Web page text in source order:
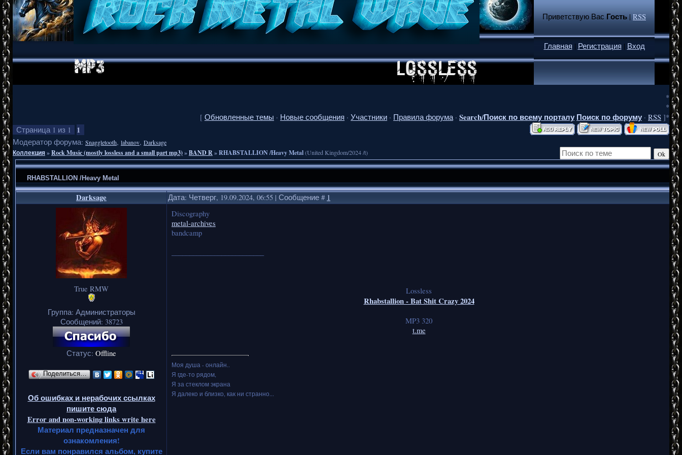
Приветствую Вас Гость|RSS
Главная | Регистрация | Вход
*
*
[ Обновленные темы · Новые сообщения · Участники · Правила форума · Search/Поиск по всему порталу Поиск по форуму · RSS ]*
Страница 1 из 1 1
Модератор форума: Snaggletooth, labanov, Darksage
Коллекция»Rock Music (mostly lossless and a small part mp3)»BAND R»RHABSTALLION /Heavy Metal(United Kingdom/2024 /t)
RHABSTALLION /Heavy Metal
Darksage Дата: Четверг, 19.09.2024, 06:55 | Сообщение # 1
True RMW
Группа: Администраторы
Сообщений: 38723
Статус: Offline
Поделиться…
Об ошибках и нерабочих ссылках
пишите сюда
Error and non-working links write here
Материал предназначен для
ознакомления!
Если вам понравился альбом, купите
Discography
metal-archives
bandcamp
Lossless
Rhabstallion - Bat Shit Crazy 2024
MP3 320
t.me
Моя душа - онлайн..
Я где-то рядом,
Я за стеклом экрана
Я далеко и близко, как ни странно...